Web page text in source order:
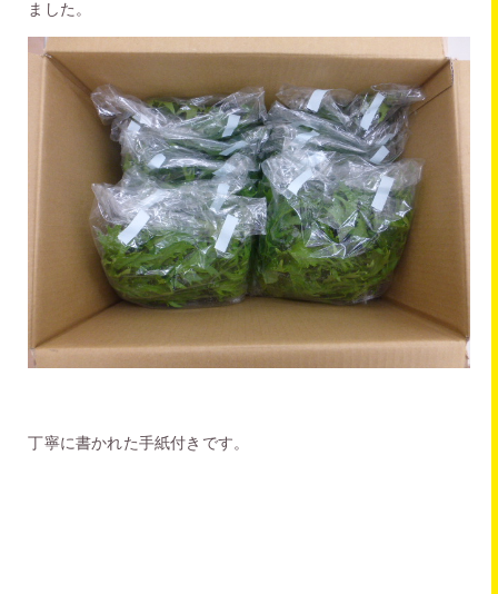
ました。
丁寧に書かれた手紙付きです。